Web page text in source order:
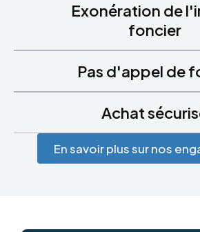
Exonération de
foncier
Pas d'appel de
Achat
En savoir plus sur nos